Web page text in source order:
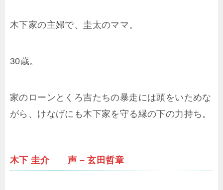
木下家の主婦で、圭太のママ。
30歳。
家のローンとくろ吉たちの暴走には頭をいためな
がら、けなげにも木下家を守る縁の下の力持ち。
木下 圭介 声 – 玄田哲章